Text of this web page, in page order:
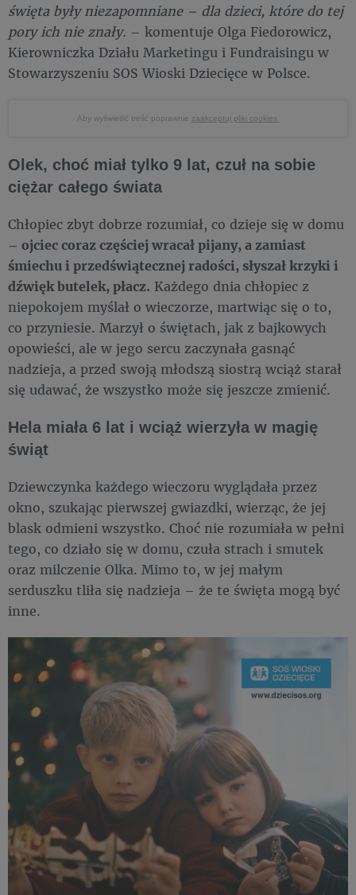
święta były niezapomniane – dla dzieci, które do tej
pory ich nie znały. – komentuje Olga Fiedorowicz,
Kierowniczka Działu Marketingu i Fundraisingu w
Stowarzyszeniu SOS Wioski Dziecięce w Polsce.
Aby wyświetlić treść poprawnie zaakceptuj pliki cookies.
Olek, choć miał tylko 9 lat, czuł na sobie
ciężar całego świata
Chłopiec zbyt dobrze rozumiał, co dzieje się w domu
– ojciec coraz częściej wracał pijany, a zamiast
śmiechu i przedświątecznej radości, słyszał krzyki i
dźwięk butelek, płacz. Każdego dnia chłopiec z
niepokojem myślał o wieczorze, martwiąc się o to,
co przyniesie. Marzył o świętach, jak z bajkowych
opowieści, ale w jego sercu zaczynała gasnąć
nadzieja, a przed swoją młodszą siostrą wciąż starał
się udawać, że wszystko może się jeszcze zmienić.
Hela miała 6 lat i wciąż wierzyła w magię
świąt
Dziewczynka każdego wieczoru wyglądała przez
okno, szukając pierwszej gwiazdki, wierząc, że jej
blask odmieni wszystko. Choć nie rozumiała w pełni
tego, co działo się w domu, czuła strach i smutek
oraz milczenie Olka. Mimo to, w jej małym
serduszku tliła się nadzieja – że te święta mogą być
inne.